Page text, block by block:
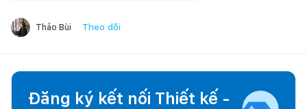
Thảo Bùi Theo dõi
Đăng ký kết nối Thiết kế -